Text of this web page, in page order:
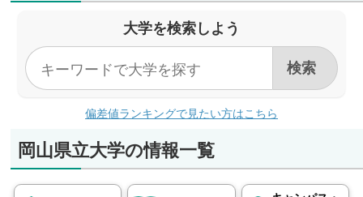
大学を検索しよう
偏差値ランキングで見たい方はこちら
岡山県立大学の情報一覧